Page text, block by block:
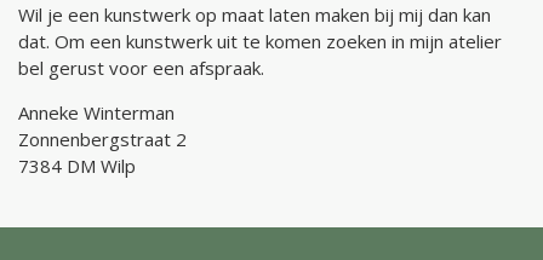
Wil je een kunstwerk op maat laten maken bij mij dan kan
dat. Om een kunstwerk uit te komen zoeken in mijn atelier
bel gerust voor een afspraak.
Anneke Winterman
Zonnenbergstraat 2
7384 DM Wilp